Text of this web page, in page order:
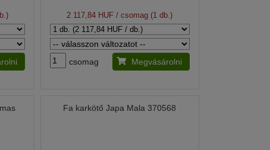
2 117,84 HUF / csomag (1 db.)
csomag Megvásárolni
Fa karkötő Japa Mala 370568